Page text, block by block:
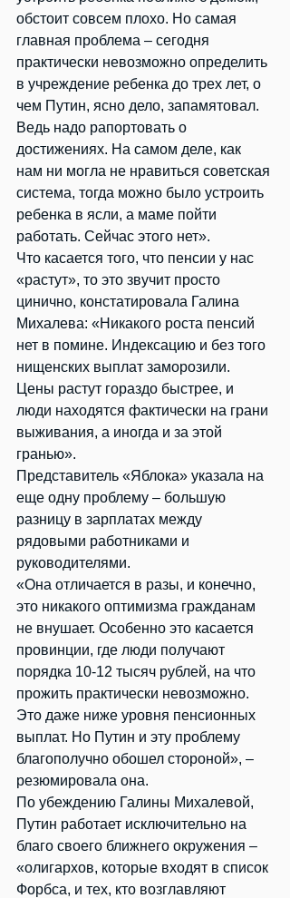
обстоит совсем плохо. Но самая
главная проблема – сегодня
практически невозможно определить
в учреждение ребенка до трех лет, о
чем Путин, ясно дело, запамятовал.
Ведь надо рапортовать о
достижениях. На самом деле, как
нам ни могла не нравиться советская
система, тогда можно было устроить
ребенка в ясли, а маме пойти
работать. Сейчас этого нет».
Что касается того, что пенсии у нас
«растут», то это звучит просто
цинично, констатировала Галина
Михалева: «Никакого роста пенсий
нет в помине. Индексацию и без того
нищенских выплат заморозили.
Цены растут гораздо быстрее, и
люди находятся фактически на грани
выживания, а иногда и за этой
гранью».
Представитель «Яблока» указала на
еще одну проблему – большую
разницу в зарплатах между
рядовыми работниками и
руководителями.
«Она отличается в разы, и конечно,
это никакого оптимизма гражданам
не внушает. Особенно это касается
провинции, где люди получают
порядка 10-12 тысяч рублей, на что
прожить практически невозможно.
Это даже ниже уровня пенсионных
выплат. Но Путин и эту проблему
благополучно обошел стороной», –
резюмировала она.
По убеждению Галины Михалевой,
Путин работает исключительно на
благо своего ближнего окружения –
«олигархов, которые входят в список
Форбса, и тех, кто возглавляют